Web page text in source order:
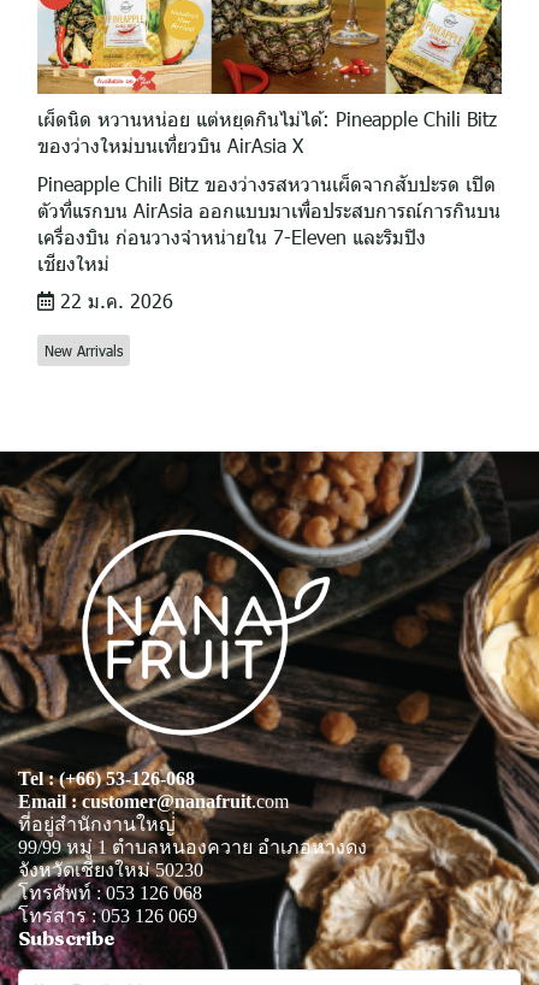
เผ็ดนิด หวานหน่อย แต่หยุดกินไม่ได้: Pineapple Chili Bitz
ของว่างใหม่บนเที่ยวบิน AirAsia X
Pineapple Chili Bitz ของว่างรสหวานเผ็ดจากสับปะรด เปิด
ตัวที่แรกบน AirAsia ออกแบบมาเพื่อประสบการณ์การกินบน
เครื่องบิน ก่อนวางจำหน่ายใน 7-Eleven และริมปิง
เชียงใหม่
22 ม.ค. 2026
New Arrivals
Tel : (+66) 53-126-068
Email : customer@nanafruit.com
ที่อยู่สำนักงานใหญ่่
99/99 หมู่ 1 ตำบลหนองควาย อำเภอหางดง
จังหวัดเชียงใหม่ 50230
โทรศัพท์ : 053 126 068
โทรสาร : 053 126 069
Subscribe